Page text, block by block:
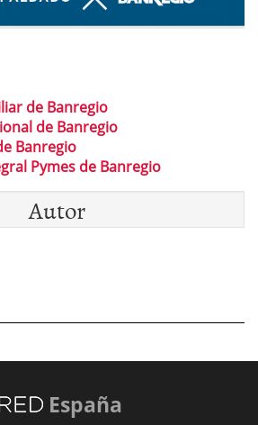
de Banregio
de Banregio
Banregio
Pymes de Banregio
Autor
España